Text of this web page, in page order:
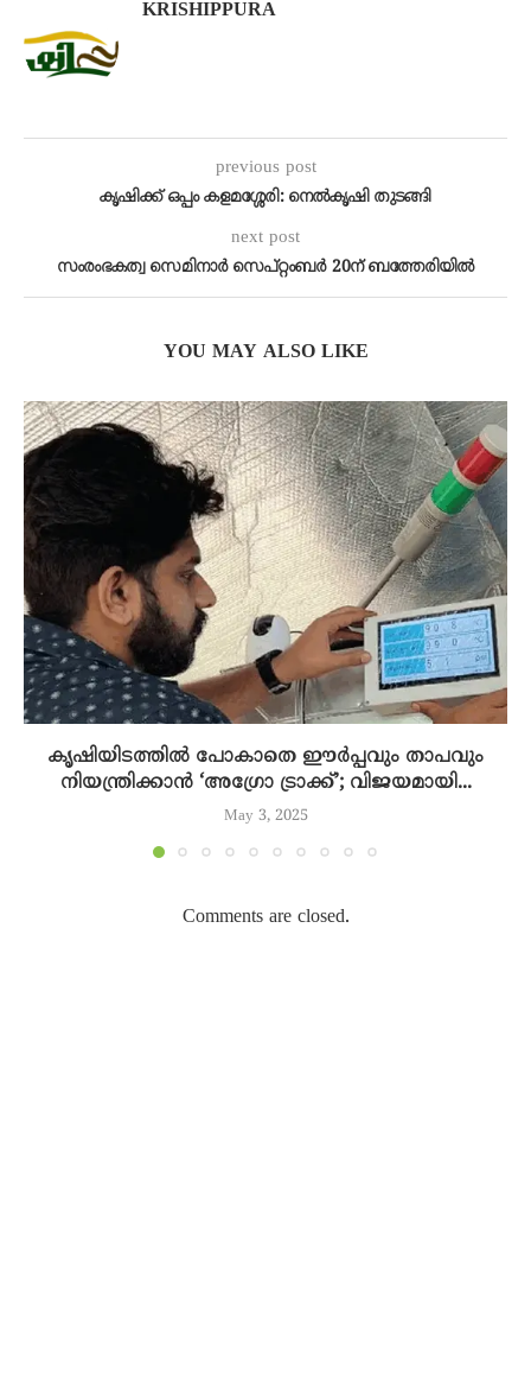
KRISHIPPURA
previous post
കൃഷിക്ക് ഒപ്പം കളമശ്ശേരി: നെൽകൃഷി തുടങ്ങി
next post
സംരംഭകത്വ സെമിനാർ സെപ്റ്റംബർ 20ന് ബത്തേരിയിൽ
YOU MAY ALSO LIKE
കൃഷിയിടത്തിൽ പോകാതെ ഈർപ്പവും താപവും
നിയന്ത്രിക്കാൻ ‘അഗ്രോ ട്രാക്ക്’; വിജയമായി...
May 3, 2025
Comments are closed.